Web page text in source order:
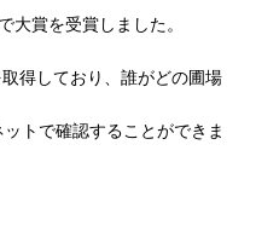
賞を受賞しました。
得しており、誰がどの圃場
トで確認することができま